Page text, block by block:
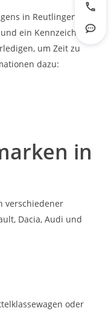
in Reutlingen
ein Kennzeichen
um Zeit zu
dazu:
in
verschiedener
Dacia, Audi und
oder
Jetzt